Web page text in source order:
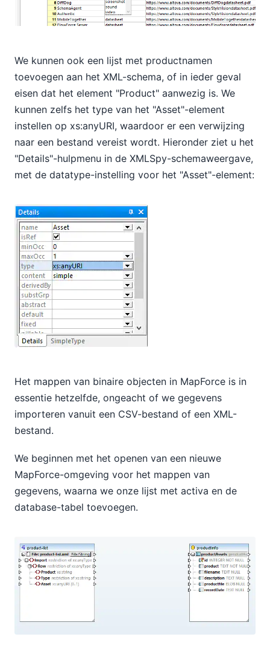
We kunnen ook een lijst met productnamen
toevoegen aan het XML-schema, of in ieder geval
eisen dat het element "Product" aanwezig is. We
kunnen zelfs het type van het "Asset"-element
instellen op xs:anyURI, waardoor er een verwijzing
naar een bestand vereist wordt. Hieronder ziet u het
"Details"-hulpmenu in de XMLSpy-schemaweergave,
met de datatype-instelling voor het "Asset"-element:
Het mappen van binaire objecten in MapForce is in
essentie hetzelfde, ongeacht of we gegevens
importeren vanuit een CSV-bestand of een XML-
bestand.
We beginnen met het openen van een nieuwe
MapForce-omgeving voor het mappen van
gegevens, waarna we onze lijst met activa en de
database-tabel toevoegen.